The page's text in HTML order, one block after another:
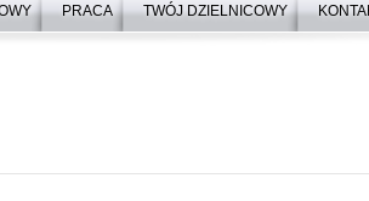
PRACA TWÓJ DZIELNICOWY